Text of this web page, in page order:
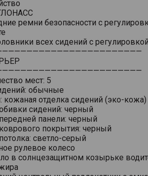
ремни безопасности с
всех сидений с
мест: 5
обычные
кожаная отделка сидений (эко-кожа)
сидений: черный
панели: черный
покрытия: черный
светло-серый
рулевое колесо
в солнцезащитном козырьке